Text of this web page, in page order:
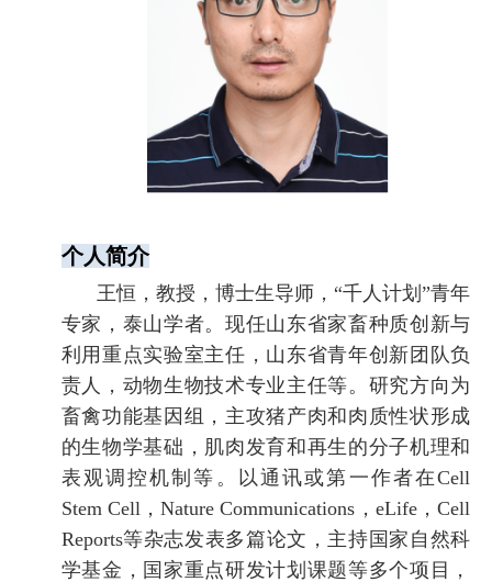
个人简介
王恒，教授，博士生导师， “千人计划”青年
专家，泰山学者。现任山东省家畜种质创新与
利用重点实验室主任，山东省青年创新团队负
责人，动物生物技术专业主任等。研究方向为
畜禽功能基因组，主攻猪产肉和肉质性状形成
的生物学基础，肌肉发育和再生的分子机理和
表观调控机制等。以通讯或第一作者在Cell
Stem Cell ，Nature Communications ， eLife，Cell
Reports等杂志发表多篇论文，主持国家自然科
学基金，国家重点研发计划课题等多个项目，